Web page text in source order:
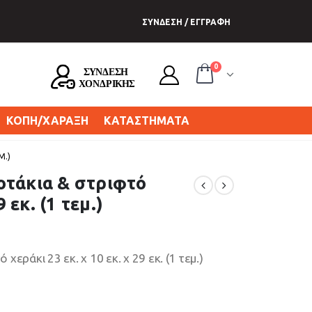
ΣΥΝΔΕΣΗ / ΕΓΓΡΑΦΗ
0
ΚΟΠΗ/ΧΑΡΑΞΗ ΚΑΤΑΣΤΗΜΑΤΑ
& στριφτό
εκ. (1 τεμ.)
χεράκι 23 εκ. x 10 εκ. x 29 εκ. (1 τεμ.)